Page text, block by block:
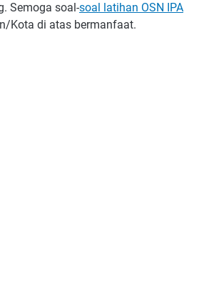
Semoga soal-soal latihan OSN IPA
Kota di atas bermanfaat.